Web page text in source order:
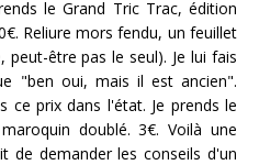
le Grand Tric Trac, édition
Reliure mors fendu, un feuillet
peut-être pas le seul). Je lui fais
"ben oui, mais il est ancien".
ce prix dans l'état. Je prends le
doublé. 3€. Voilà une
de demander les conseils d'un